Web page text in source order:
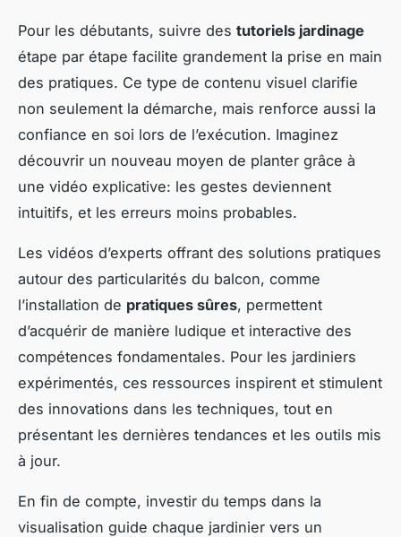
Pour les débutants, suivre des tutoriels jardinage
étape par étape facilite grandement la prise en main
des pratiques. Ce type de contenu visuel clarifie
non seulement la démarche, mais renforce aussi la
confiance en soi lors de l’exécution. Imaginez
découvrir un nouveau moyen de planter grâce à
une vidéo explicative: les gestes deviennent
intuitifs, et les erreurs moins probables.
Les vidéos d’experts offrant des solutions pratiques
autour des particularités du balcon, comme
l’installation de pratiques sûres, permettent
d’acquérir de manière ludique et interactive des
compétences fondamentales. Pour les jardiniers
expérimentés, ces ressources inspirent et stimulent
des innovations dans les techniques, tout en
présentant les dernières tendances et les outils mis
à jour.
En fin de compte, investir du temps dans la
visualisation guide chaque jardinier vers un